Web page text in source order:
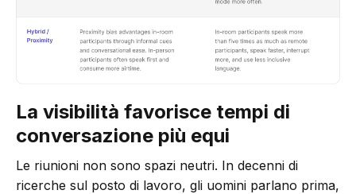
La visibilità favorisce tempi di
conversazione più equi
Le riunioni non sono spazi neutri. In decenni di
ricerche sul posto di lavoro, gli uomini parlano prima,